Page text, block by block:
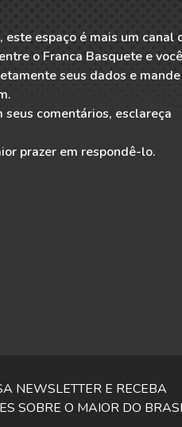
este espaço é mais um canal
o Franca Basquete e
seus dados e mande
seus comentários, esclareça
prazer em respondê-lo.
NEWSLETTER E RECEBA
SOBRE O MAIOR DO